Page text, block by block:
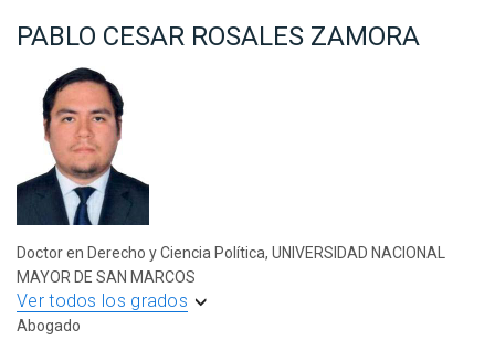
PABLO CESAR ROSALES ZAMORA
Doctor en Derecho y Ciencia Política, UNIVERSIDAD NACIONAL
MAYOR DE SAN MARCOS
Ver todos los grados
Abogado